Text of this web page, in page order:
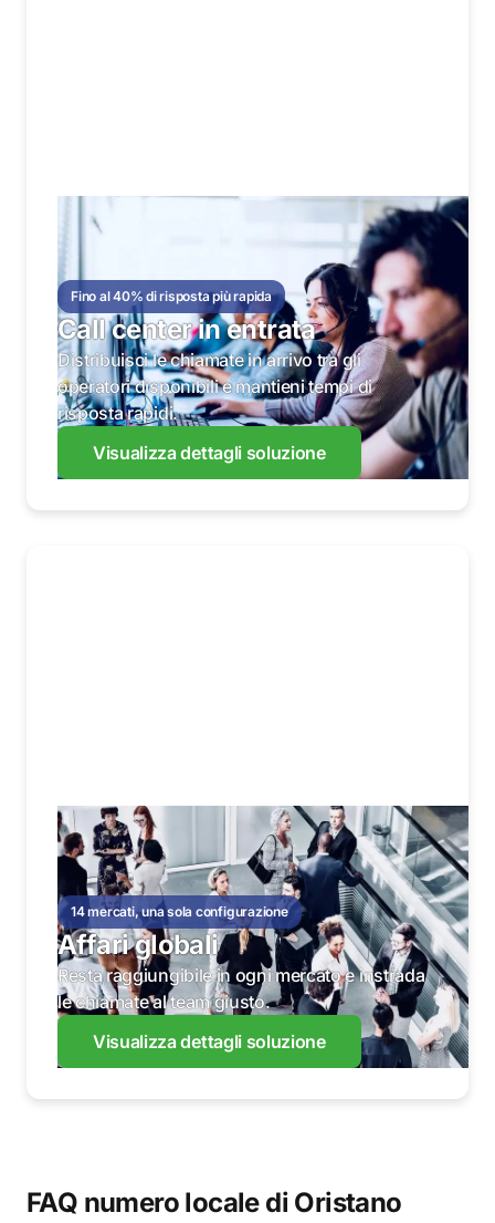
Fino al 40% di risposta più rapida
Call center in entrata
Distribuisci le chiamate in arrivo tra gli
operatori disponibili e mantieni tempi di
risposta rapidi.
Visualizza dettagli soluzione
14 mercati, una sola configurazione
Affari globali
Resta raggiungibile in ogni mercato e instrada
le chiamate al team giusto.
Visualizza dettagli soluzione
FAQ numero locale di Oristano